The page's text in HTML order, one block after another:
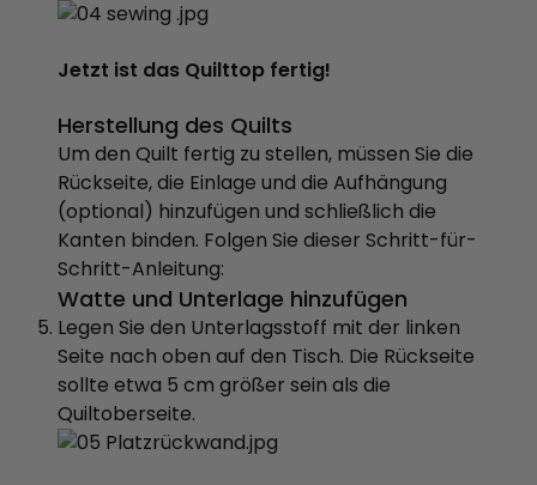
Jetzt ist das Quilttop fertig!
Herstellung des Quilts
Um den Quilt fertig zu stellen, müssen Sie die
Rückseite, die Einlage und die Aufhängung
(optional) hinzufügen und schließlich die
Kanten binden. Folgen Sie dieser Schritt-für-
Schritt-Anleitung:
Watte und Unterlage hinzufügen
Legen Sie den Unterlagsstoff mit der linken
Seite nach oben auf den Tisch. Die Rückseite
sollte etwa 5 cm größer sein als die
Quiltoberseite.